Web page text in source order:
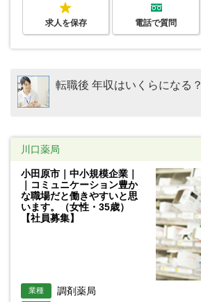
求人を保存 電話で質問
転職後 年収はいくらになる？
川口薬局
小田原市｜中小規模企業｜
｜コミュニケーション豊か
な職場だと働きやすいと思
います。（女性・35歳）
【社員募集】
業種 調剤薬局